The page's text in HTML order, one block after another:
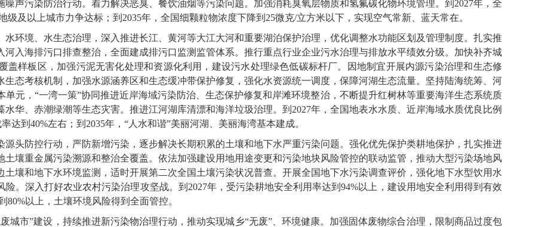
声污染防治行动。着力解决恶臭、餐饮油烟等污染问题。加强消耗臭氧层物质和氢氟碳化物环境管理。到2027年，全
及以上城市力争达标；到2035年，全国细颗粒物浓度下降到25微克/立方米以下，实现空气常新、蓝天常在。
境、水生态治理，深入推进长江、黄河等大江大河和重要湖泊保护治理，优化调整水功能区划及管理制度。扎实推
入海排污口排查整治，全面建成排污口监测监管体系。推行重点行业企业污水治理与排放水平绩效分级。加快补齐城
盖样板区，加强污泥无害化处理和资源化利用，建设污水处理绿色低碳标杆厂。因地制宜开展内源污染治理和生态修
态考核机制，加强水源涵养区和生态缓冲带保护修复，强化水资源统一调度，保障河湖生态流量。坚持陆海统筹、河
元，“一湾一策”协同推进近岸海域污染防治、生态保护修复和岸滩环境整治，不断提升红树林等重要海洋生态系统质
华、赤潮绿潮等生态灾害。推进江河湖库清漂和海洋垃圾治理。到2027年，全国地表水水质、近岸海域水质优良比例
达到40%左右；到2035年，“人水和谐”美丽河湖、美丽海湾基本建成。
防控行动，严防新增污染，逐步解决长期积累的土壤和地下水严重污染问题。强化优先保护类耕地保护，扎实推进
壤重金属污染溯源和整治全覆盖。依法加强建设用地用途变更和污染地块风险管控的联动监管，推动大型污染场地风
壤和地下水环境监测，适时开展第二次全国土壤污染状况普查。开展全国地下水污染调查评价，强化地下水型饮用水
。深入打好农业农村污染治理攻坚战。到2027年，受污染耕地安全利用率达到94%以上，建设用地安全利用得到有效
以上，土壤环境风险得到全面管控。
市”建设，持续推进新污染物治理行动，推动实现城乡“无废”、环境健康。加强固体废物综合治理，限制商品过度包